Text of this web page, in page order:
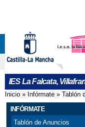
IES La Falcata,
Se encuentra
Inicio » Infórmate » Tablón
INFÓRMATE
Tablón de Anuncios